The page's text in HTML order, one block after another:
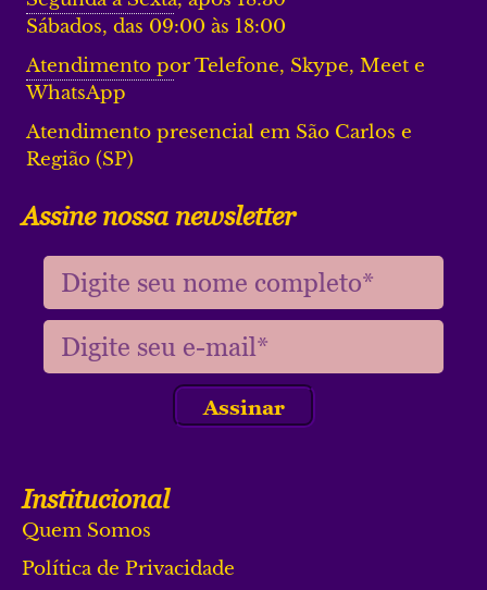
Sábados, das 09:00 às 18:00
Atendimento por Telefone, Skype, Meet e
WhatsApp
Atendimento presencial em São Carlos e
Região (SP)
Assine nossa newsletter
Assinar
Institucional
Quem Somos
Política de Privacidade